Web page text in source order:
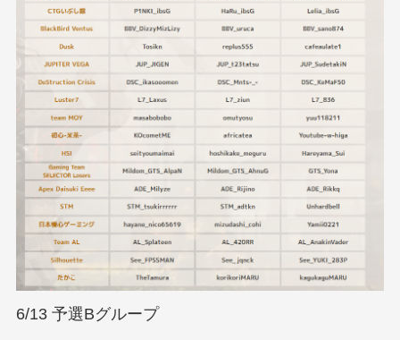
6/13 予選Bグループ